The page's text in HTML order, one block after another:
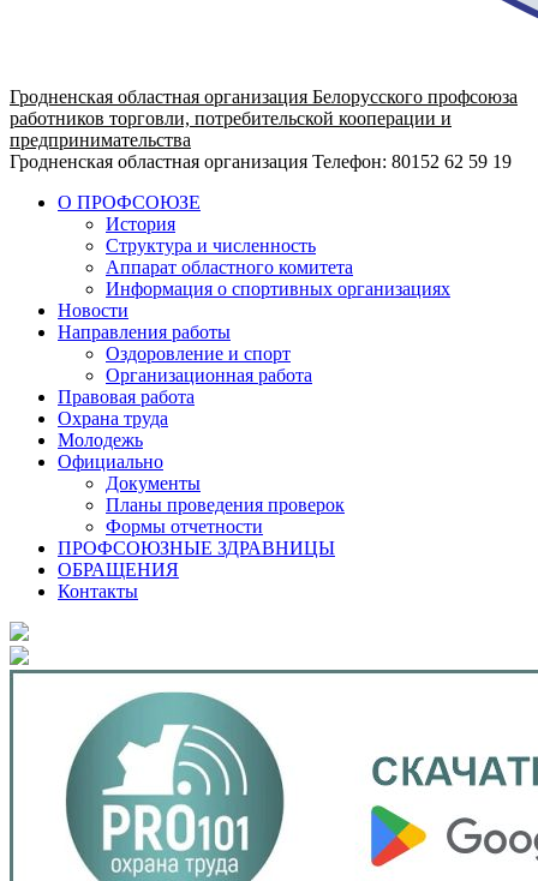
Гродненская областная организация Белорусского профсоюза
работников торговли, потребительской кооперации и
предпринимательства
Гродненская областная организация Телефон: 80152 62 59 19
О ПРОФСОЮЗЕ
История
Структура и численность
Аппарат областного комитета
Информация о спортивных организациях
Новости
Направления работы
Оздоровление и спорт
Организационная работа
Правовая работа
Охрана труда
Молодежь
Официально
Документы
Планы проведения проверок
Формы отчетности
ПРОФСОЮЗНЫЕ ЗДРАВНИЦЫ
ОБРАЩЕНИЯ
Контакты